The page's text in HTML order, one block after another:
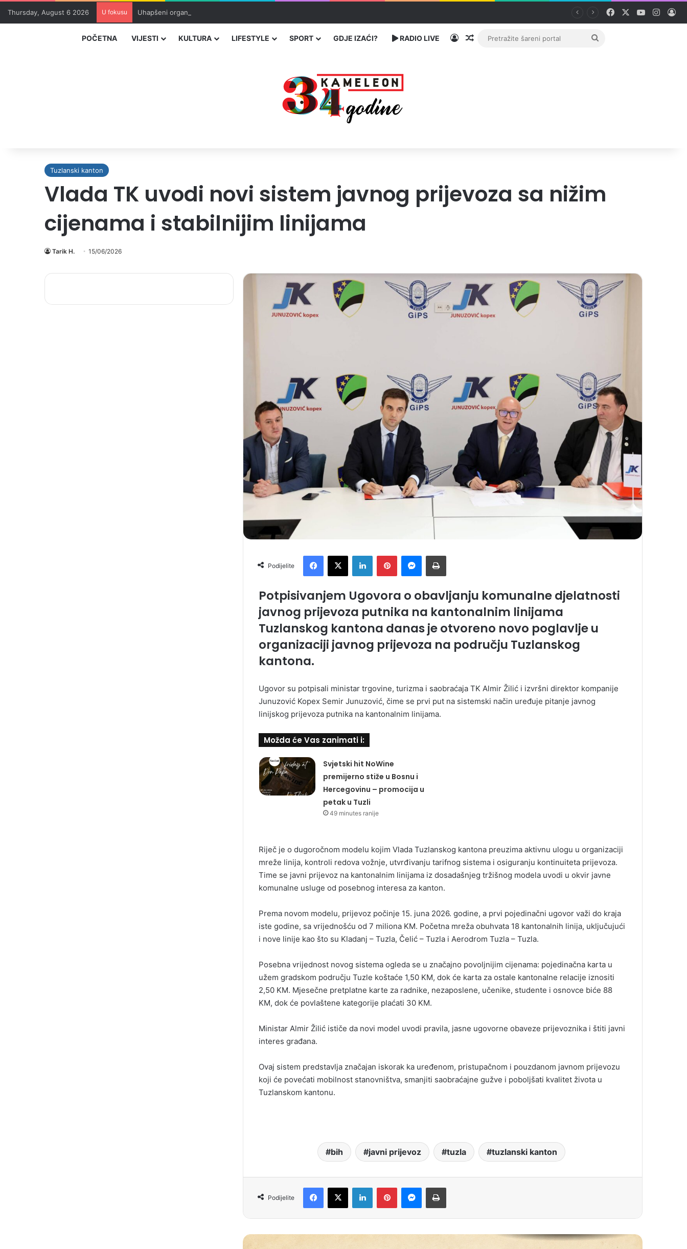
Thursday, August 6 2026 U fokusu Uhapšeni organizatori krijumčarenja migranata preko BiH i Balkana Facebook YouTube
POČETNA VIJESTI KULTURA LIFESTYLE SPORT GDJE IZAĆI? RADIO LIVE PrijavaRandom članak
Pretražite
Tuzlanski kanton
Vlada TK uvodi novi sistem javnog prijevoza sa nižim
cijenama i stabilnijim linijama
Tarik H. 15/06/2026
Podijelite
Potpisivanjem Ugovora o obavljanju komunalne djelatnosti
javnog prijevoza putnika na kantonalnim linijama
Tuzlanskog kantona danas je otvoreno novo poglavlje u
organizaciji javnog prijevoza na području Tuzlanskog
kantona.
Ugovor su potpisali ministar trgovine, turizma i saobraćaja TK Almir Žilić i izvršni direktor kompanije
Junuzović Kopex Semir Junuzović, čime se prvi put na sistemski način uređuje pitanje javnog
linijskog prijevoza putnika na kantonalnim linijama.
Možda će Vas zanimati i:
Svjetski hit NoWine
premijerno stiže u Bosnu i
Hercegovinu – promocija u
petak u Tuzli
49 minutes ranije
Riječ je o dugoročnom modelu kojim Vlada Tuzlanskog kantona preuzima aktivnu ulogu u organizaciji
mreže linija, kontroli redova vožnje, utvrđivanju tarifnog sistema i osiguranju kontinuiteta prijevoza.
Time se javni prijevoz na kantonalnim linijama iz dosadašnjeg tržišnog modela uvodi u okvir javne
komunalne usluge od posebnog interesa za kanton.
Prema novom modelu, prijevoz počinje 15. juna 2026. godine, a prvi pojedinačni ugovor važi do kraja
iste godine, sa vrijednošću od 7 miliona KM. Početna mreža obuhvata 18 kantonalnih linija, uključujući
i nove linije kao što su Kladanj – Tuzla, Čelić – Tuzla i Aerodrom Tuzla – Tuzla.
Posebna vrijednost novog sistema ogleda se u značajno povoljnijim cijenama: pojedinačna karta u
užem gradskom području Tuzle koštaće 1,50 KM, dok će karta za ostale kantonalne relacije iznositi
2,50 KM. Mjesečne pretplatne karte za radnike, nezaposlene, učenike, studente i osnovce biće 88
KM, dok će povlaštene kategorije plaćati 30 KM.
Ministar Almir Žilić ističe da novi model uvodi pravila, jasne ugovorne obaveze prijevoznika i štiti javni
interes građana.
Ovaj sistem predstavlja značajan iskorak ka uređenom, pristupačnom i pouzdanom javnom prijevozu
koji će povećati mobilnost stanovništva, smanjiti saobraćajne gužve i poboljšati kvalitet života u
Tuzlanskom kantonu.
bih javni prijevoz tuzla tuzlanski kanton
Podijelite